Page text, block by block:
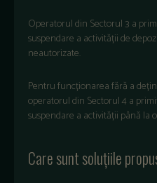
Operatorul din Sectorul 3 a
suspendare a activității de
neautorizate.
Pentru funcționarea fără a
operatorul din Sectorul 4 a
suspendare a activității până la
Care sunt soluțiile